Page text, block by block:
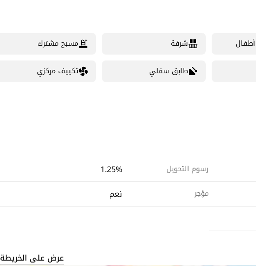
شرفة مسبح مشترك
طابق سفلي تكييف مركزي
رسوم التحويل 1.25%
مؤجر نعم
عرض على الخريطة